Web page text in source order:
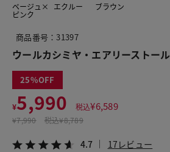
ベージュ×
ピンク
エクルー ブラウン
商品番号：31397
ウールカシミヤ・エアリーストール
25
¥5,990 税込¥6,589
¥7,990 税込¥8,789
4.7 17レビュー
この商品をシェアする
¥5,990
税込¥6,589